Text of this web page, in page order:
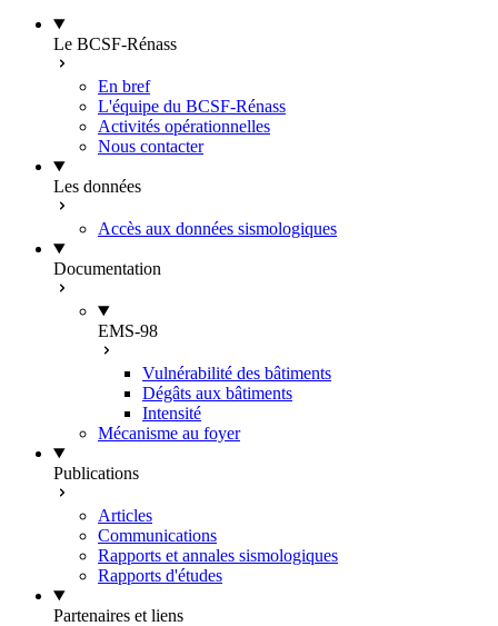
Le BCSF-Rénass
En bref
L'équipe du BCSF-Rénass
Activités opérationnelles
Nous contacter
Les données
Accès aux données sismologiques
Documentation
EMS-98
Vulnérabilité des bâtiments
Dégâts aux bâtiments
Intensité
Mécanisme au foyer
Publications
Articles
Communications
Rapports et annales sismologiques
Rapports d'études
Partenaires et liens